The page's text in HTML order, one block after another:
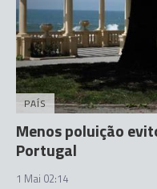
PAÍS
Menos poluição
Portugal
1 Mai 02:14